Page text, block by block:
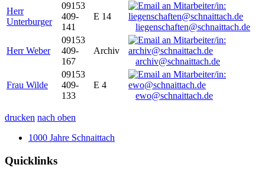
Herr
Unterburger
09153
409-
141
E 14
liegenschaften@schnaittach.de
Herr Weber
09153
409-
167
Archiv
archiv@schnaittach.de
Frau Wilde
09153
409-
133
E 4
ewo@schnaittach.de
drucken nach oben
1000 Jahre Schnaittach
Quicklinks